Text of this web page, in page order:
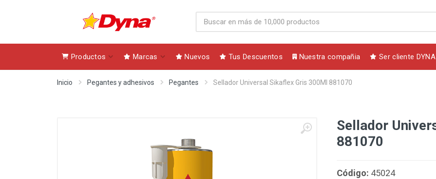
Productos Marcas Nuevos Tus Descuentos Nuestra compañia Ser cliente DYNA
Inicio Pegantes y adhesivos Pegantes Sellador Universal Sikaflex Gris 300Ml 881070
Sellador
881070
Código: 45024